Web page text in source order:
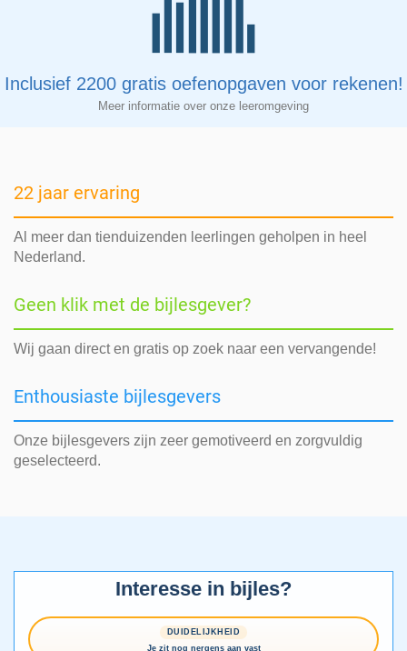
Inclusief 2200 gratis oefenopgaven voor rekenen!
Meer informatie over onze leeromgeving
22 jaar ervaring
Al meer dan tienduizenden leerlingen geholpen in heel
Nederland.
Geen klik met de bijlesgever?
Wij gaan direct en gratis op zoek naar een vervangende!
Enthousiaste bijlesgevers
Onze bijlesgevers zijn zeer gemotiveerd en zorgvuldig
geselecteerd.
Interesse in bijles?
DUIDELIJKHEID
Je zit nog nergens aan vast